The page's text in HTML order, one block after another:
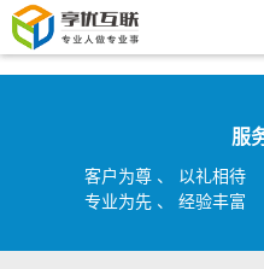
服
客户为尊 、 以礼相待
专业为先 、 经验丰富